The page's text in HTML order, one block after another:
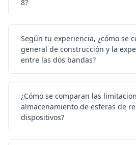
8?
Según tu experiencia, ¿cómo se
general de construcción y la
entre las dos bandas?
¿Cómo se comparan las
almacenamiento de esferas de
dispositivos?